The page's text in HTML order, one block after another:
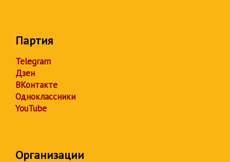
Партия
Telegram
Дзен
ВКонтакте
Одноклассники
YouTube
Организации